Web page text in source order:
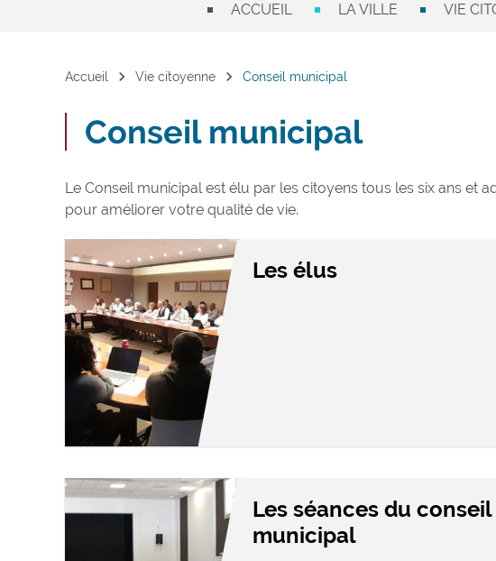
ACCUEIL LA VILLE VIE
Accueil chevron_right Vie citoyenne chevron_right Conseil municipal
Conseil municipal
Le Conseil municipal est élu par les citoyens tous les six ans
pour améliorer votre qualité de vie.
Les élus
Les séances du conseil
municipal